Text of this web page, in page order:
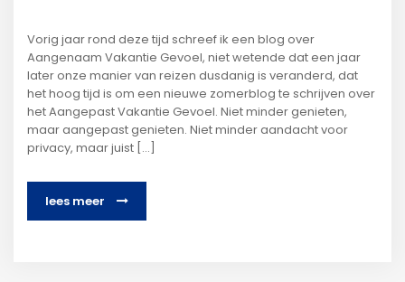
Vorig jaar rond deze tijd schreef ik een blog over
Aangenaam Vakantie Gevoel, niet wetende dat een jaar
later onze manier van reizen dusdanig is veranderd, dat
het hoog tijd is om een nieuwe zomerblog te schrijven over
het Aangepast Vakantie Gevoel. Niet minder genieten,
maar aangepast genieten. Niet minder aandacht voor
privacy, maar juist [...]
lees meer